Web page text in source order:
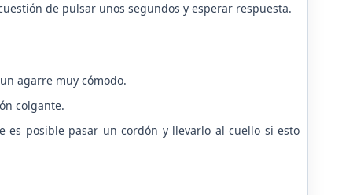
de pulsar unos segundos y esperar respuesta.
agarre muy cómodo.
colgante.
es posible pasar un cordón y llevarlo al cuello si esto